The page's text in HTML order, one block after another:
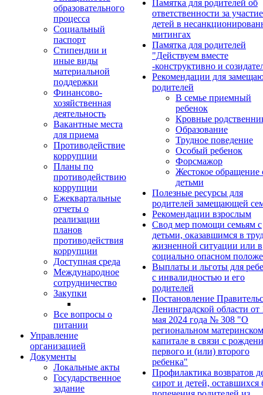
образовательного
процесса
Социальный
паспорт
Стипендии и
иные виды
материальной
поддержки
Финансово-
хозяйственная
деятельность
Вакантные места
для приема
Противодействие
коррупции
Планы по
противодействию
коррупции
Ежеквартальные
отчеты о
реализации
планов
противодействия
коррупции
Доступная среда
Международное
сотрудничество
Закупки
Все вопросы о
питании
Управление
организацией
Документы
Локальные акты
Государственное
задание
Памятка для родителей об
ответственности за участие
детей в
митингах
Памятка для родителей
"Действуем вместе
-конструктивно и
Рекомендации для
родителей
В семье приемный
ребенок
Кровные
Образование
Трудное поведение
Особый ребенок
Форсмажор
Жестокое обращение
детьми
Полезные ресурсы для
родителей замещающей
Рекомендации взрослым
Свод мер помощи семьям с
детьми, оказавшимся в
жизненной ситуации или в
социально опасном
Выплаты и льготы для
с инвалидностью и его
родителей
Постановление
Ленинградской области от
мая 2024 года № 308 "О
региональном материнском
капитале в связи с
первого и (или) второго
ребенка"
Профилактика возвратов
сирот и детей, оставшихся